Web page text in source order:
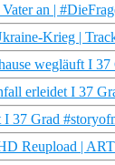
an |
Krieg |
wegläuft I 37
erleidet I 37
I 37 Grad
Reupload |